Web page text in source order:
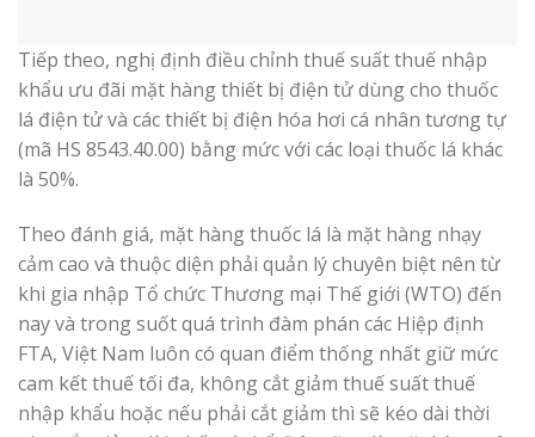
Tiếp theo, nghị định điều chỉnh thuế suất thuế nhập
khẩu ưu đãi mặt hàng thiết bị điện tử dùng cho thuốc
lá điện tử và các thiết bị điện hóa hơi cá nhân tương tự
(mã HS 8543.40.00) bằng mức với các loại thuốc lá khác
là 50%.
Theo đánh giá, mặt hàng thuốc lá là mặt hàng nhạy
cảm cao và thuộc diện phải quản lý chuyên biệt nên từ
khi gia nhập Tổ chức Thương mại Thế giới (WTO) đến
nay và trong suốt quá trình đàm phán các Hiệp định
FTA, Việt Nam luôn có quan điểm thống nhất giữ mức
cam kết thuế tối đa, không cắt giảm thuế suất thuế
nhập khẩu hoặc nếu phải cắt giảm thì sẽ kéo dài thời